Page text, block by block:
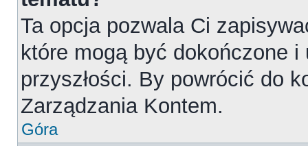
Ta opcja pozwala Ci
które mogą być dokończone
przyszłości. By powrócić do
Zarządzania Kontem.
Góra